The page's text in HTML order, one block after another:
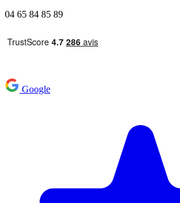
04 65 84 85 89
Google